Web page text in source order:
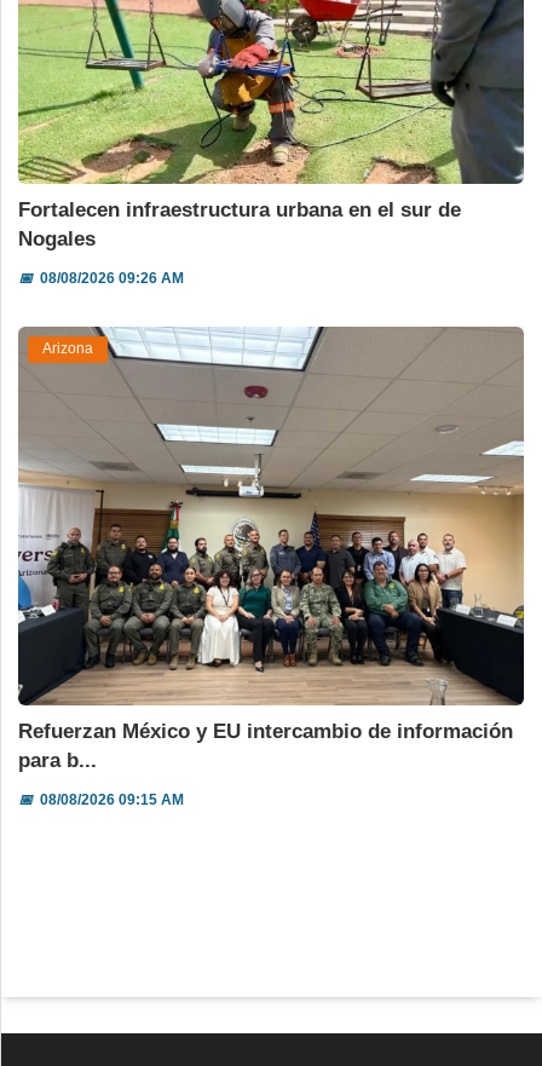
Fortalecen infraestructura urbana en el sur de
Nogales
📅08/08/2026 09:26 AM
Arizona
Refuerzan México y EU intercambio de información
para b...
📅08/08/2026 09:15 AM